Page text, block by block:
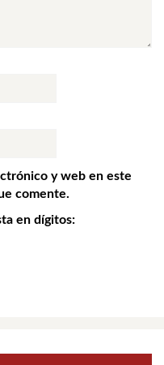
y web en este
comente.
en dígitos: